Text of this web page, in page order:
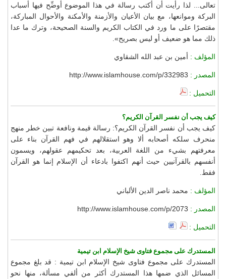
تعالى... لذا رأيت أن أكتب رسالة في هذا الموضوع أوضِّح فيها أسباب
البركة وموانعها، مع بيان الأعيان والأزمنة والأمكنة والأحوال المباركة،
مقتصرًا على ما ورد في الكتاب الكريم والسنة الصحيحة، وترك ما عدا
ذلك مما هو ضعيف أو ليس بصريح».
المؤلف : أمين بن عبد الله الشقاوي
المصدر : http://www.islamhouse.com/p/332983
التحميل :
كيف يجب أن نفسر القرآن الكريم؟
كيف يجب أن نفسر القرآن الكريم؟: رسالة قيمة ونافعة تبين خطر منهج
منحرف سلكه أصحابه ألا وهو استقلالهم في فهم القرآن بناء على
معرفتهم بشيء من اللغة العربية، بعد تحكيمهم عقولهم، ويسمون
أنفسهم بالقرآنيين حيث أنهم اكتفوا بادعاء أن الإسلام إنما هو القرآن
فقط.
المؤلف : محمد ناصر الدين الألباني
المصدر : http://www.islamhouse.com/p/2073
التحميل :
المستدرك على مجموع فتاوى شيخ الإسلام ابن تيمية
المستدرك على مجموع فتاوى شيخ الإسلام ابن تيمية : قد بلغ مجموع
المسائل الذي ضمها هذا المستدرك أكثر من ألفي مسألة، منها نحو